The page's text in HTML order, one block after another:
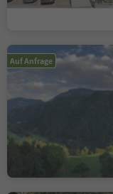
Auf Anfrage